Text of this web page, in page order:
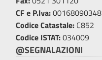
CF e P.Iva:00168090348
Codice Catastale: C852
Codice ISTAT:034009
@SEGNALAZIONI